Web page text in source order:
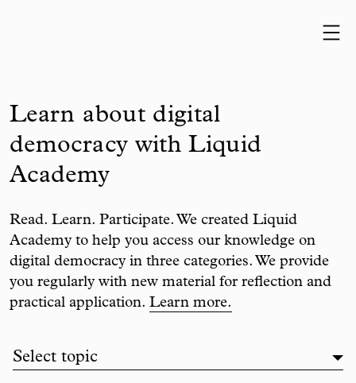
Skip to content
Learn about digital
democracy with Liquid
Academy
Read. Learn. Participate. We created Liquid
Academy to help you access our knowledge on
digital democracy in three categories. We provide
you regularly with new material for reflection and
practical application. Learn more.
Filter list by topic
Select topic